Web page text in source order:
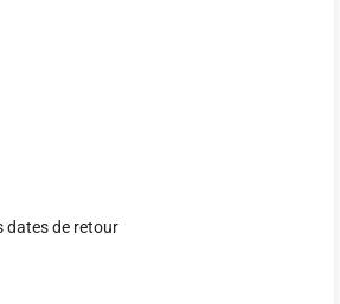
dates de retour